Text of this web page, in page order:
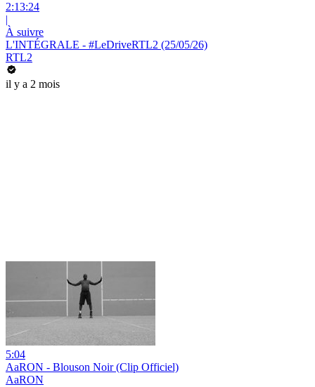
2:13:24
|
À suivre
L'INTÉGRALE - #LeDriveRTL2 (25/05/26)
RTL2
il y a 2 mois
5:04
AaRON - Blouson Noir (Clip Officiel)
AaRON